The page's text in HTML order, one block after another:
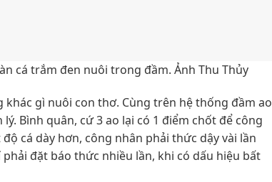
cá trắm đen nuôi trong đầm. Ảnh Thu Thủy
gì nuôi con thơ. Cùng trên hệ thống đầm ao
Bình quân, cứ 3 ao lại có 1 điểm chốt để công
cá dày hơn, công nhân phải thức dậy vài lần
đặt báo thức nhiều lần, khi có dấu hiệu bất